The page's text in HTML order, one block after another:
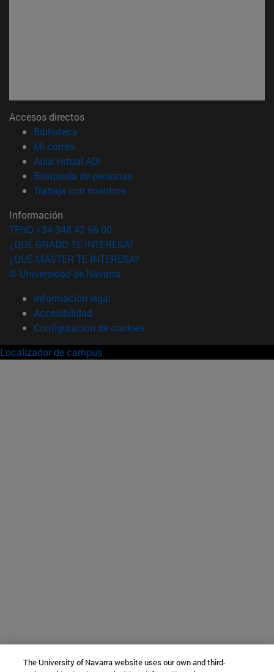
Accesos directos
Biblioteca
Mi correo(abre en nueva ventana)
Aula virtual ADI
Búsqueda de personas(abre en nueva ventana)
Trabaja con nosotros(abre en nueva ventana)
Información
TFNO +34 948 42 56 00
¿QUÉ GRADO TE INTERESA?
¿QUÉ MÁSTER TE INTERESA?
© Universidad de Navarra
Información legal
Accesibilidad
Configuración de cookies
Localizador de campus
The University of Navarra website uses our own and third-